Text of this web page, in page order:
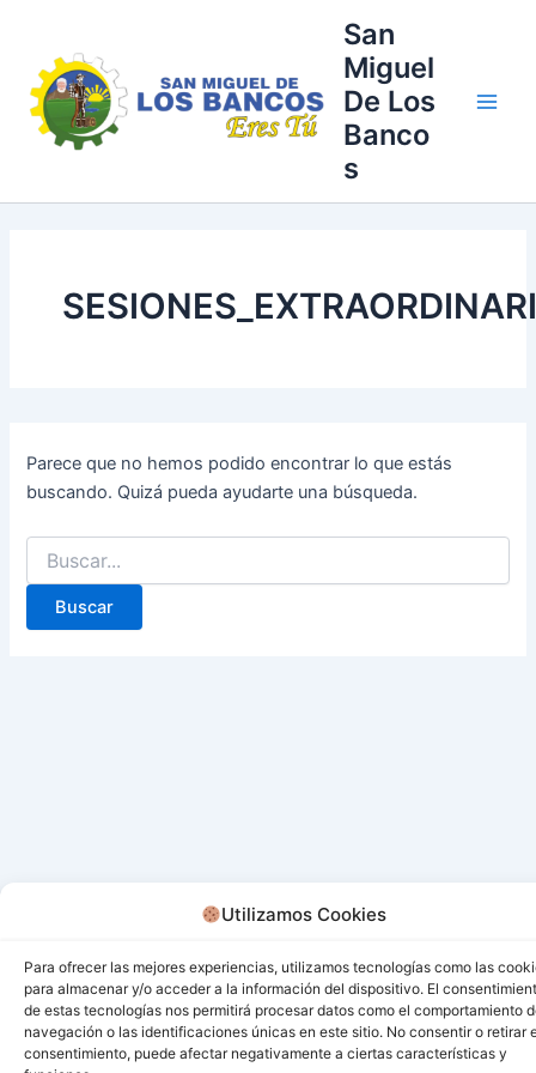
Utilizamos Cookies
Para ofrecer las mejores experiencias, utilizamos tecnologías como las
para almacenar y/o acceder a la información del dispositivo. El
de estas tecnologías nos permitirá procesar datos como el comportamiento
navegación o las identificaciones únicas en este sitio. No consentir o retirar
consentimiento, puede afectar negativamente a ciertas características y
contenido
San
Miguel
De Los
Banco
s
Parece que no hemos podido encontrar lo que estás
buscando. Quizá pueda ayudarte una búsqueda.